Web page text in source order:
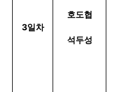
3일차
호도협
석두성